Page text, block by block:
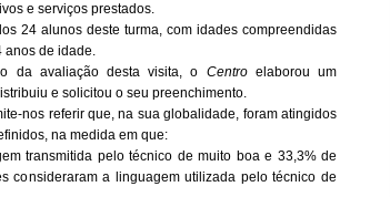
e serviços prestados.
24 alunos deste turma, com idades compreendidas
anos de idade.
da avaliação desta visita, o Centroelaborou um
e solicitou o seu preenchimento.
nos referir que, na sua globalidade, foram atingidos
na medida em que:
transmitida pelo técnico de muito boa e 33,3% de
consideraram a linguagem utilizada pelo técnico de